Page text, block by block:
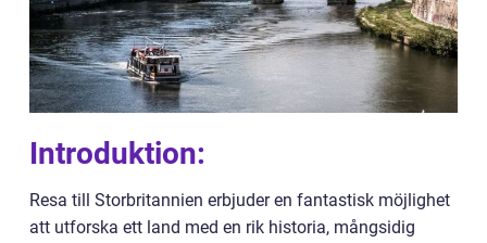
Introduktion:
Resa till Storbritannien erbjuder en fantastisk möjlighet
att utforska ett land med en rik historia, mångsidig